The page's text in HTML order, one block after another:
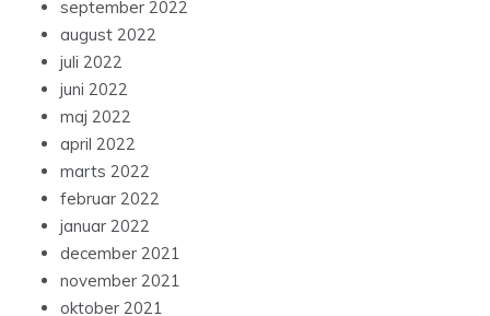
september 2022
august 2022
juli 2022
juni 2022
maj 2022
april 2022
marts 2022
februar 2022
januar 2022
december 2021
november 2021
oktober 2021